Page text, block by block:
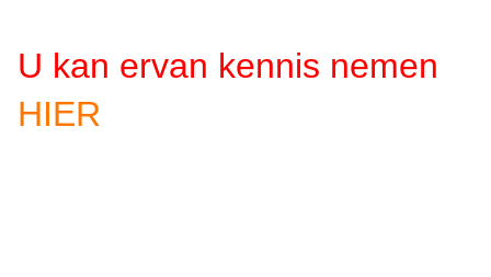
U kan ervan kennis nemen
HIER